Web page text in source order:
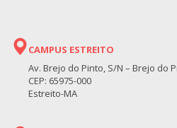
CAMPUS ESTREITO
Av. Brejo do Pinto, S/N – Brejo do
CEP: 65975-000
Estreito-MA